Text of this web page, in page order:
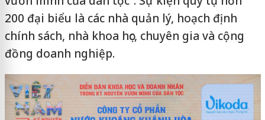
200 đại biểu là các nhà quản lý, hoạch định
chính sách, nhà khoa học, chuyên gia và cộng
đồng doanh nghiệp.